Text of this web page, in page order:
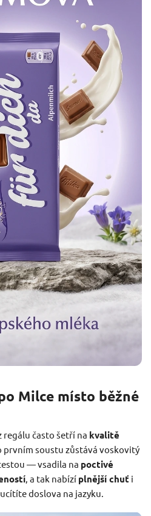
Milce místo běžné
regálu často šetří na kvalitě
prvním soustu zůstává voskovitý
— vsadila na poctivé
, a tak nabízí plnější chuť i
doslova na jazyku.